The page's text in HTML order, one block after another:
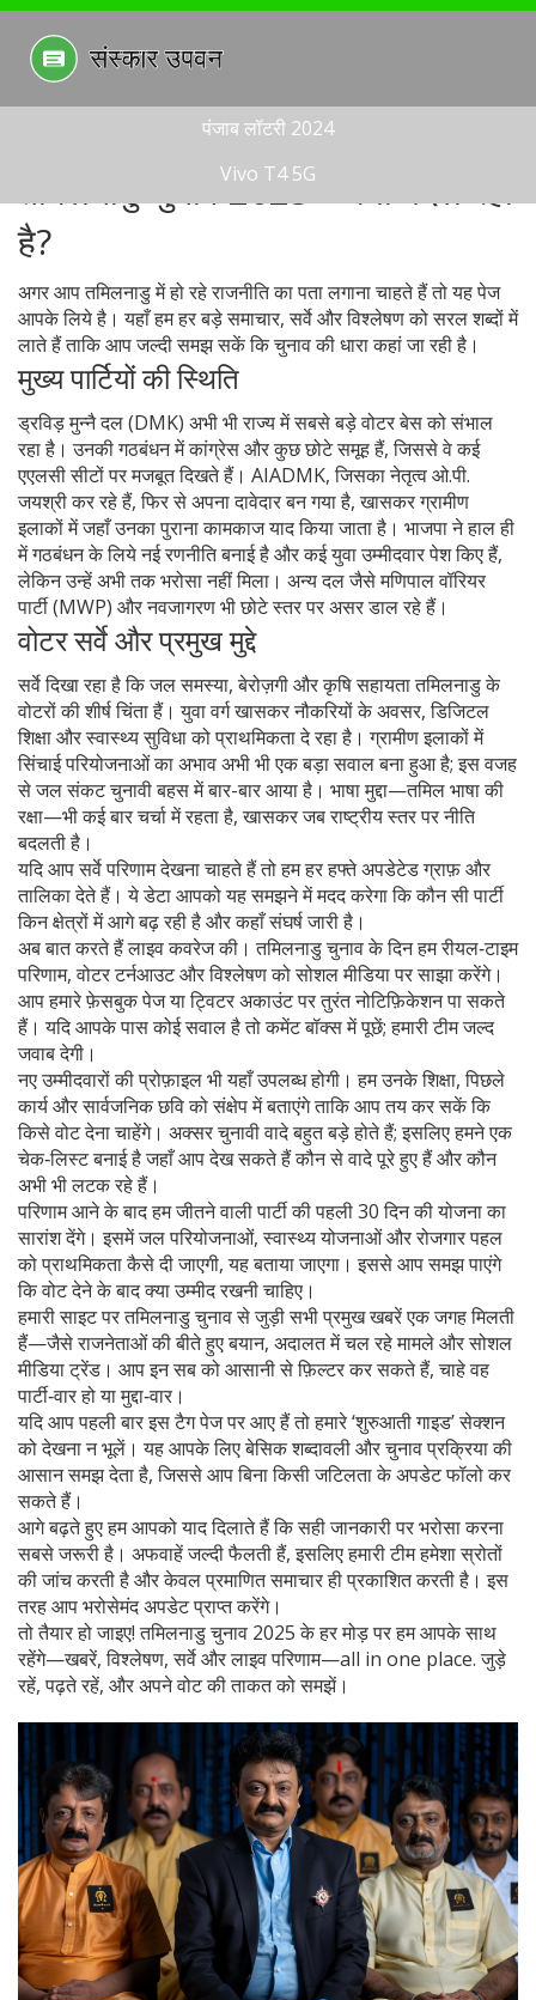
पंजाब लॉटरी 2024
Vivo T4 5G
तमिलनाडु चुनाव 2025 – क्या बदल रहा
है?
अगर आप तमिलनाडु में हो रहे राजनीति का पता लगाना चाहते हैं तो यह पेज
आपके लिये है। यहाँ हम हर बड़े समाचार, सर्वे और विश्लेषण को सरल शब्दों में
लाते हैं ताकि आप जल्दी समझ सकें कि चुनाव की धारा कहां जा रही है।
मुख्य पार्टियों की स्थिति
ड्रविड़ मुन्नै दल (DMK) अभी भी राज्य में सबसे बड़े वोटर बेस को संभाल
रहा है। उनकी गठबंधन में कांग्रेस और कुछ छोटे समूह हैं, जिससे वे कई
एएलसी सीटों पर मजबूत दिखते हैं। AIADMK, जिसका नेतृत्व ओ.पी.
जयश्री कर रहे हैं, फिर से अपना दावेदार बन गया है, खासकर ग्रामीण
इलाकों में जहाँ उनका पुराना कामकाज याद किया जाता है। भाजपा ने हाल ही
में गठबंधन के लिये नई रणनीति बनाई है और कई युवा उम्मीदवार पेश किए हैं,
लेकिन उन्हें अभी तक भरोसा नहीं मिला। अन्य दल जैसे मणिपाल वॉरियर
पार्टी (MWP) और नवजागरण भी छोटे स्तर पर असर डाल रहे हैं।
वोटर सर्वे और प्रमुख मुद्दे
सर्वे दिखा रहा है कि जल समस्या, बेरोज़गी और कृषि सहायता तमिलनाडु के
वोटरों की शीर्ष चिंता हैं। युवा वर्ग खासकर नौकरियों के अवसर, डिजिटल
शिक्षा और स्वास्थ्य सुविधा को प्राथमिकता दे रहा है। ग्रामीण इलाकों में
सिंचाई परियोजनाओं का अभाव अभी भी एक बड़ा सवाल बना हुआ है; इस वजह
से जल संकट चुनावी बहस में बार-बार आया है। भाषा मुद्दा—तमिल भाषा की
रक्षा—भी कई बार चर्चा में रहता है, खासकर जब राष्ट्रीय स्तर पर नीति
बदलती है।
यदि आप सर्वे परिणाम देखना चाहते हैं तो हम हर हफ्ते अपडेटेड ग्राफ़ और
तालिका देते हैं। ये डेटा आपको यह समझने में मदद करेगा कि कौन सी पार्टी
किन क्षेत्रों में आगे बढ़ रही है और कहाँ संघर्ष जारी है।
अब बात करते हैं लाइव कवरेज की। तमिलनाडु चुनाव के दिन हम रीयल‑टाइम
परिणाम, वोटर टर्नआउट और विश्लेषण को सोशल मीडिया पर साझा करेंगे।
आप हमारे फ़ेसबुक पेज या ट्विटर अकाउंट पर तुरंत नोटिफ़िकेशन पा सकते
हैं। यदि आपके पास कोई सवाल है तो कमेंट बॉक्स में पूछें; हमारी टीम जल्द
जवाब देगी।
नए उम्मीदवारों की प्रोफ़ाइल भी यहाँ उपलब्ध होगी। हम उनके शिक्षा, पिछले
कार्य और सार्वजनिक छवि को संक्षेप में बताएंगे ताकि आप तय कर सकें कि
किसे वोट देना चाहेंगे। अक्सर चुनावी वादे बहुत बड़े होते हैं; इसलिए हमने एक
चेक‑लिस्ट बनाई है जहाँ आप देख सकते हैं कौन से वादे पूरे हुए हैं और कौन
अभी भी लटक रहे हैं।
परिणाम आने के बाद हम जीतने वाली पार्टी की पहली 30 दिन की योजना का
सारांश देंगे। इसमें जल परियोजनाओं, स्वास्थ्य योजनाओं और रोजगार पहल
को प्राथमिकता कैसे दी जाएगी, यह बताया जाएगा। इससे आप समझ पाएंगे
कि वोट देने के बाद क्या उम्मीद रखनी चाहिए।
हमारी साइट पर तमिलनाडु चुनाव से जुड़ी सभी प्रमुख खबरें एक जगह मिलती
हैं—जैसे राजनेताओं की बीते हुए बयान, अदालत में चल रहे मामले और सोशल
मीडिया ट्रेंड। आप इन सब को आसानी से फ़िल्टर कर सकते हैं, चाहे वह
पार्टी‑वार हो या मुद्दा‑वार।
यदि आप पहली बार इस टैग पेज पर आए हैं तो हमारे ‘शुरुआती गाइड’ सेक्शन
को देखना न भूलें। यह आपके लिए बेसिक शब्दावली और चुनाव प्रक्रिया की
आसान समझ देता है, जिससे आप बिना किसी जटिलता के अपडेट फॉलो कर
सकते हैं।
आगे बढ़ते हुए हम आपको याद दिलाते हैं कि सही जानकारी पर भरोसा करना
सबसे जरूरी है। अफवाहें जल्दी फैलती हैं, इसलिए हमारी टीम हमेशा स्रोतों
की जांच करती है और केवल प्रमाणित समाचार ही प्रकाशित करती है। इस
तरह आप भरोसेमंद अपडेट प्राप्त करेंगे।
तो तैयार हो जाइए! तमिलनाडु चुनाव 2025 के हर मोड़ पर हम आपके साथ
रहेंगे—खबरें, विश्लेषण, सर्वे और लाइव परिणाम—all in one place. जुड़े
रहें, पढ़ते रहें, और अपने वोट की ताकत को समझें।